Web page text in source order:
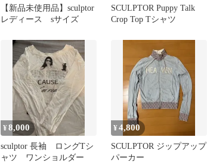
【新品未使用品】sculptor
レディース sサイズ
SCULPTOR Puppy Talk
Crop Top Tシャツ
¥8,000
sculptor 長袖 ロングTシ
ャツ ワンショルダー
¥4,800
SCULPTOR ジップアップ
パーカー